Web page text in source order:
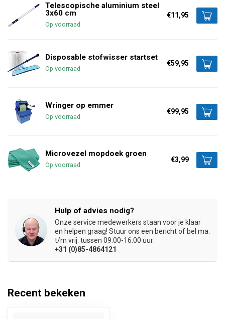
Telescopische aluminium steel
3x60 cm
Op voorraad
€11,95
Disposable stofwisser startset
Op voorraad
€59,95
Wringer op emmer
Op voorraad
€99,95
Microvezel mopdoek groen
Op voorraad
€3,99
Hulp of advies nodig?
Onze service medewerkers staan voor je klaar
en helpen graag! Stuur ons een bericht of bel ma.
t/m vrij. tussen 09:00-16:00 uur:
+31 (0)85-4864121
Recent bekeken